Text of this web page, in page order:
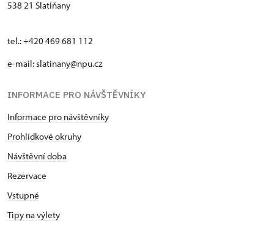
538 21 Slatiňany
tel.: +420 469 681 112
e-mail: slatinany@npu.cz
INFORMACE PRO NÁVŠTĚVNÍKY
Informace pro návštěvníky
Prohlídkové okruhy
Návštěvní doba
Rezervace
Vstupné
Tipy na výlety